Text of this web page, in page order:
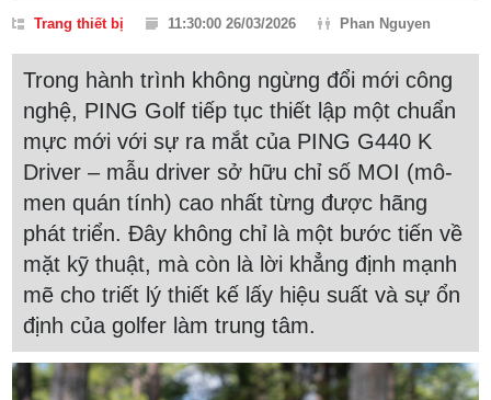
Trang thiết bị 11:30:00 26/03/2026 Phan Nguyen
Trong hành trình không ngừng đổi mới công
nghệ, PING Golf tiếp tục thiết lập một chuẩn
mực mới với sự ra mắt của PING G440 K
Driver – mẫu driver sở hữu chỉ số MOI (mô-
men quán tính) cao nhất từng được hãng
phát triển. Đây không chỉ là một bước tiến về
mặt kỹ thuật, mà còn là lời khẳng định mạnh
mẽ cho triết lý thiết kế lấy hiệu suất và sự ổn
định của golfer làm trung tâm.